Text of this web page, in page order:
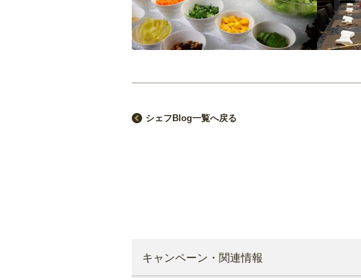
シェフBlog一覧へ戻る
キャンペーン・関連情報